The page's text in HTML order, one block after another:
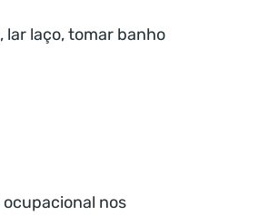
lar laço, tomar banho
nos